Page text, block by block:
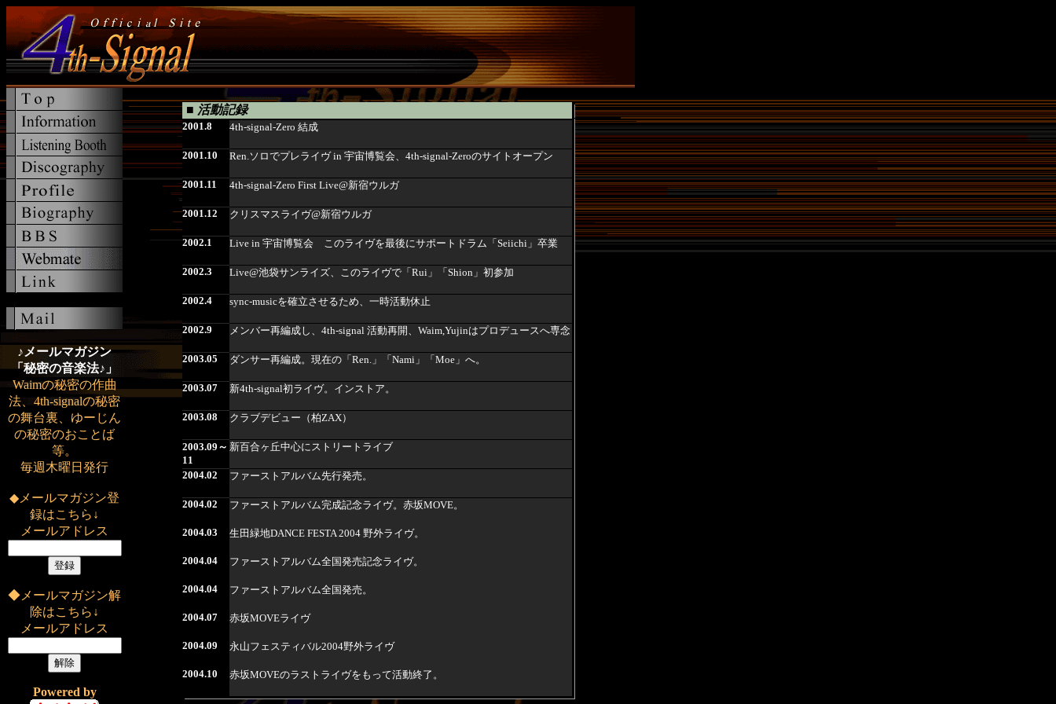
♪メールマガジン
「秘密の音楽法♪」
Waimの秘密の作曲
法、4th-signalの秘密
の舞台裏、ゆーじん
の秘密のおことば
等。
毎週木曜日発行
◆メールマガジン登
録はこちら↓
メールアドレス
◆メールマガジン解
除はこちら↓
メールアドレス
Powered by
■ 活動記録
2001.8 4th-signal-Zero 結成
2001.10 Ren.ソロでプレライヴ in 宇宙博覧会、4th-signal-Zeroのサイトオープン
2001.11 4th-signal-Zero First Live@新宿ウルガ
2001.12 クリスマスライヴ@新宿ウルガ
2002.1 Live in 宇宙博覧会 このライヴを最後にサポートドラム「Seiichi」卒業
2002.3 Live@池袋サンライズ、このライヴで「Rui」「Shion」初参加
2002.4 sync-musicを確立させるため、一時活動休止
2002.9 メンバー再編成し、4th-signal 活動再開、Waim,Yujinはプロデュースへ専念
2003.05 ダンサー再編成。現在の「Ren.」「Nami」「Moe」へ。
2003.07 新4th-signal初ライヴ。インストア。
2003.08 クラブデビュー（柏ZAX）
2003.09～
11
新百合ヶ丘中心にストリートライブ
2004.02 ファーストアルバム先行発売。
2004.02 ファーストアルバム完成記念ライヴ。赤坂MOVE。
2004.03 生田緑地DANCE FESTA 2004 野外ライヴ。
2004.04 ファーストアルバム全国発売記念ライヴ。
2004.04 ファーストアルバム全国発売。
2004.07 赤坂MOVEライヴ
2004.09 永山フェスティバル2004野外ライヴ
2004.10 赤坂MOVEのラストライヴをもって活動終了。